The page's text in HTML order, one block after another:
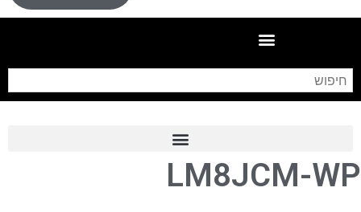
Frame Grabber
LM8JCM-WP